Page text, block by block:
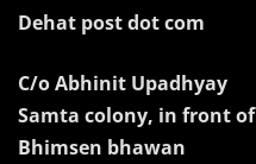
Dehat post dot com
C/o Abhinit Upadhyay
Samta colony, in front of
Bhimsen bhawan